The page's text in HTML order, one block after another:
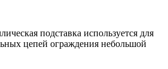
подставка используется для
цепей ограждения небольшой